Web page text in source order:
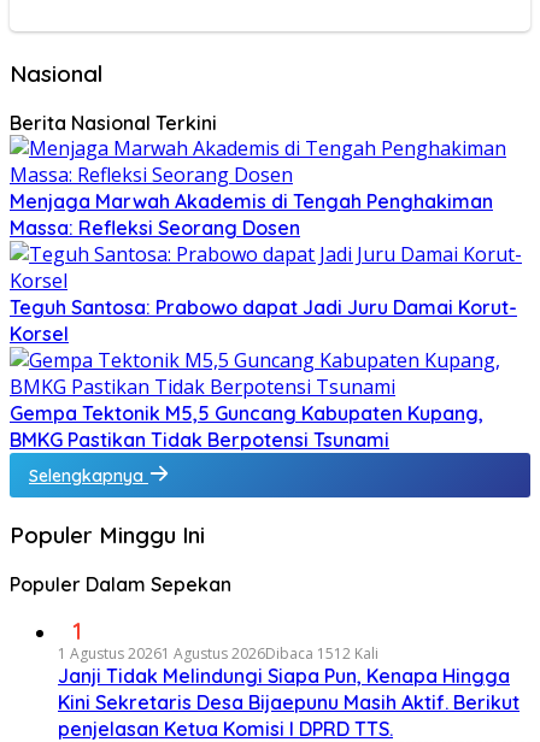
Nasional
Berita Nasional Terkini
Menjaga Marwah Akademis di Tengah Penghakiman
Massa: Refleksi Seorang Dosen
Teguh Santosa: Prabowo dapat Jadi Juru Damai Korut-
Korsel
Gempa Tektonik M5,5 Guncang Kabupaten Kupang,
BMKG Pastikan Tidak Berpotensi Tsunami
Selengkapnya
Populer Minggu Ini
Populer Dalam Sepekan
1
1 Agustus 20261 Agustus 2026Dibaca 1512 Kali
Janji Tidak Melindungi Siapa Pun, Kenapa Hingga
Kini Sekretaris Desa Bijaepunu Masih Aktif. Berikut
penjelasan Ketua Komisi I DPRD TTS.